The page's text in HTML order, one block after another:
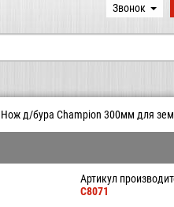
Звонок
Нож д/бура Champion 300мм для
Артикул
C8071